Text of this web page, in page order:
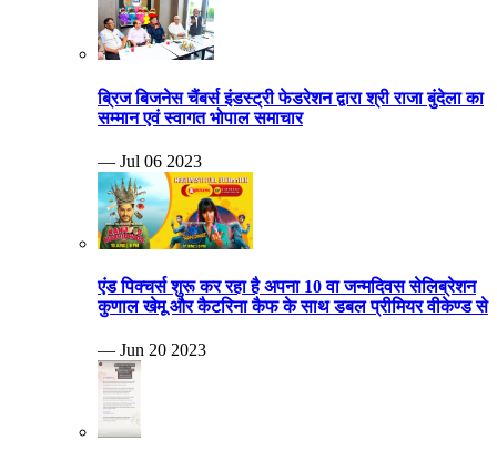
ब्रिज बिजनेस चैंबर्स इंडस्ट्री फेडरेशन द्वारा श्री राजा बुंदेला का
सम्मान एवं स्वागत भोपाल समाचार
— Jul 06 2023
एंड पिक्चर्स शुरू कर रहा है अपना 10 वा जन्मदिवस सेलिब्रेशन
कुणाल खेमू और कैटरिना कैफ के साथ डबल प्रीमियर वीकेण्ड से
— Jun 20 2023